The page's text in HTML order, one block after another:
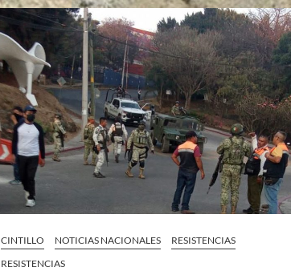
CINTILLO NOTICIAS NACIONALES
RESISTENCIAS
RESISTENCIAS